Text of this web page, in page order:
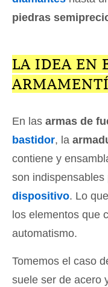
piedras
LA IDEA EN
En las armas de
bastidor, la
contiene y
son indispensables
dispositivo. Lo
los elementos que
automatismo.
Tomemos el caso
suele ser de acero